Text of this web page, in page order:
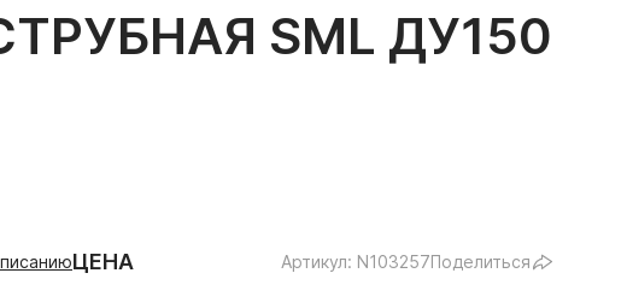
SML ДУ150
ЦЕНА Артикул: N103257Поделиться